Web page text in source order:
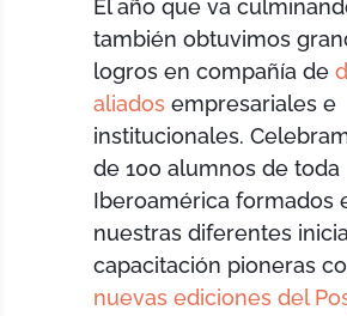
El año que va
también obtuvimos
logros en compañía de
aliados empresariales e
institucionales.
de 100 alumnos de toda
Iberoamérica formados
nuestras diferentes
capacitación pioneras
nuevas ediciones del